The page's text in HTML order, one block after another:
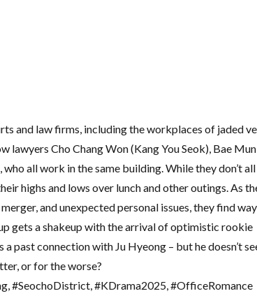
and law firms, including the workplaces of jaded
lawyers Cho Chang Won (Kang You Seok), Bae
who all work in the same building. While they don’t
highs and lows over lunch and other outings. As
and unexpected personal issues, they find
gets a shakeup with the arrival of optimistic rookie
past connection with Ju Hyeong – but he doesn’t
or for the worse?
#SeochoDistrict, #KDrama2025, #OfficeRomance